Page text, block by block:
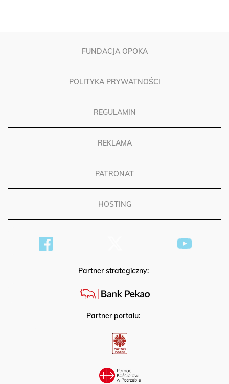
FUNDACJA OPOKA
POLITYKA PRYWATNOŚCI
REGULAMIN
REKLAMA
PATRONAT
HOSTING
Partner strategiczny:
Partner portalu: